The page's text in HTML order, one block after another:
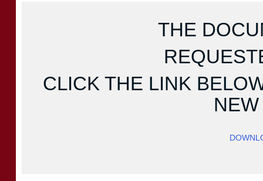
THE
CLICK THE LINK